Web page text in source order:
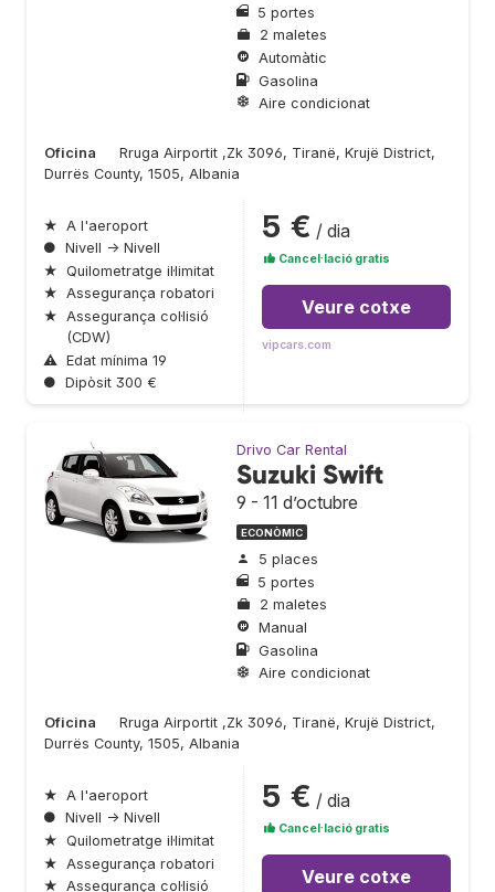
5 portes
2 maletes
Automàtic
Gasolina
Aire condicionat
Oficina
Rruga Airportit ,Zk 3096, Tiranë, Krujë District,
Durrës County, 1505, Albania
★ A l'aeroport
● Nivell → Nivell
★ Quilometratge il·limitat
★ Assegurança robatori
★ Assegurança col·lisió
(CDW)
⚠ Edat mínima 19
● Dipòsit 300 €
5 € / dia
Cancel·lació gratis
Veure cotxe
vipcars.com
Drivo Car Rental
Suzuki Swift
9 - 11 d’octubre
ECONÒMIC
5 places
5 portes
2 maletes
Manual
Gasolina
Aire condicionat
Oficina
Rruga Airportit ,Zk 3096, Tiranë, Krujë District,
Durrës County, 1505, Albania
★ A l'aeroport
● Nivell → Nivell
★ Quilometratge il·limitat
★ Assegurança robatori
★ Assegurança col·lisió
5 € / dia
Cancel·lació gratis
Veure cotxe